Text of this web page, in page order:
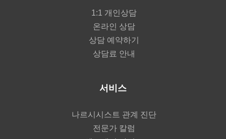
1:1 개인상담
온라인 상담
상담 예약하기
상담료 안내
서비스
나르시시스트 관계 진단
전문가 칼럼